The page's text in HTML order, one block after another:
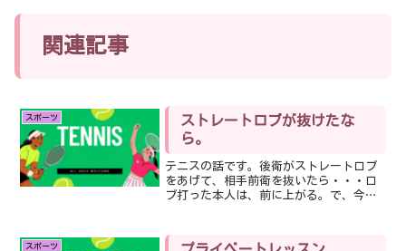
m
関連記事
スポーツ
ストレートロブが抜けたな
ら。
テニスの話です。後衛がストレートロブ
をあげて、相手前衛を抜いたら・・・ロ
ブ打った本人は、前に上がる。で、今日
なくても、まあ、ペアと並ぶ位かなぁっ
スポーツ